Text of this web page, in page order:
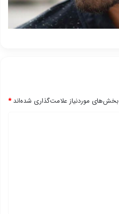
بخش‌های موردنیاز علامت‌گذاری شده‌اند*